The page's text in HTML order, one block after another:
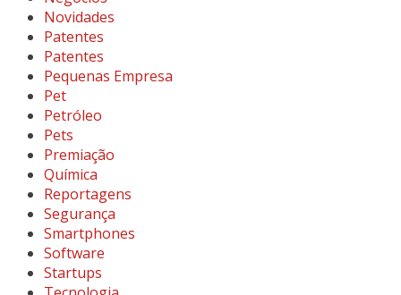
Novidades
Patentes
Patentes
Pequenas Empresa
Pet
Petróleo
Pets
Premiação
Química
Reportagens
Segurança
Smartphones
Software
Startups